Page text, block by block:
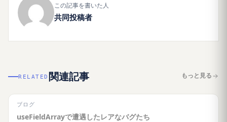
この記事を書いた人
共同投稿者
RELATED 関連記事 もっと見る
ブログ
useFieldArrayで遭遇したレアなバグたち